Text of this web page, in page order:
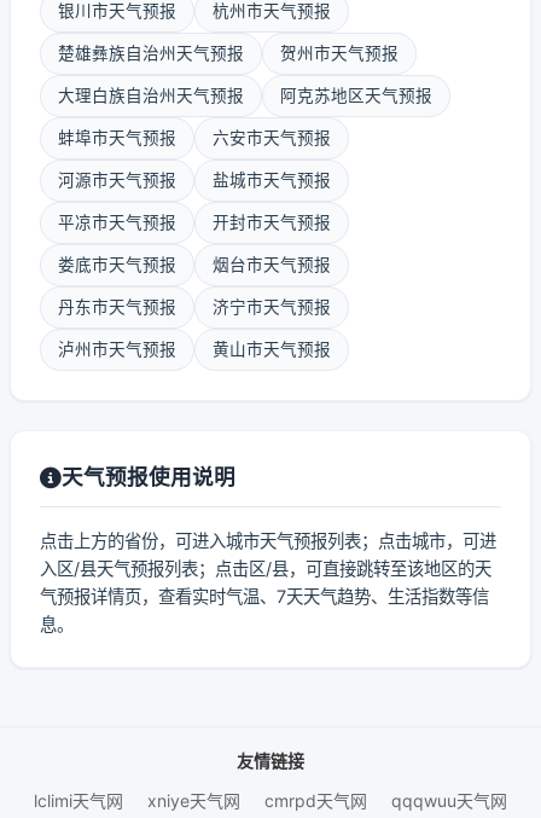
银川市天气预报 杭州市天气预报
楚雄彝族自治州天气预报 贺州市天气预报
大理白族自治州天气预报 阿克苏地区天气预报
蚌埠市天气预报 六安市天气预报
河源市天气预报 盐城市天气预报
平凉市天气预报 开封市天气预报
娄底市天气预报 烟台市天气预报
丹东市天气预报 济宁市天气预报
泸州市天气预报 黄山市天气预报
天气预报使用说明
点击上方的省份，可进入城市天气预报列表；点击城市，可进
入区/县天气预报列表；点击区/县，可直接跳转至该地区的天
气预报详情页，查看实时气温、7天天气趋势、生活指数等信
息。
友情链接
lclimi天气网
xniye天气网 cmrpd天气网 qqqwuu天气网